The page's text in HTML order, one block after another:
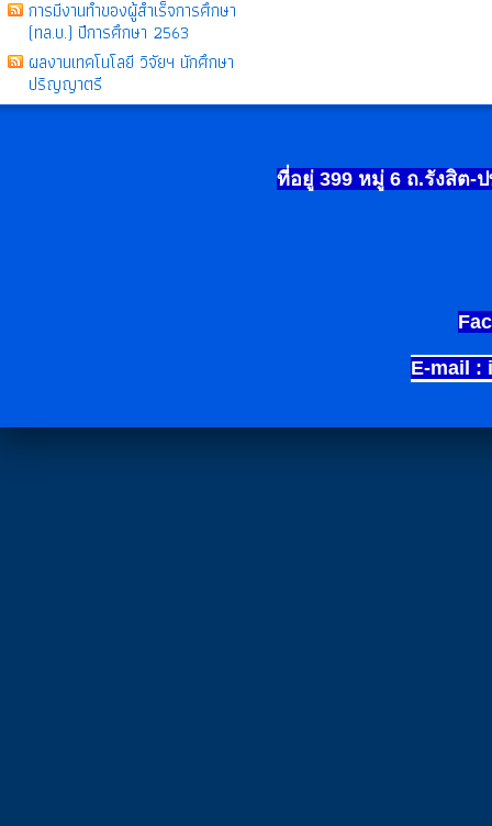
การมีงานทำของผู้สำเร็จการศึกษา
(ทล.บ.) ปีการศึกษา 2563
ผลงานเทคโนโลยี วิจัยฯ นักศึกษา
ปริญญาตรี
ที่อยู่ 399 หมู่ 6 ถ.รังสิต-
E-mail :